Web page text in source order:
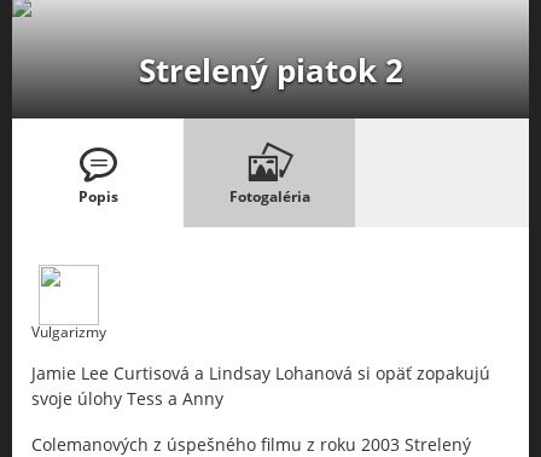
Strelený piatok 2
Popis Fotogaléria
Vulgarizmy
Jamie Lee Curtisová a Lindsay Lohanová si opäť zopakujú
svoje úlohy Tess a Anny
Colemanových z úspešného filmu z roku 2003 Strelený